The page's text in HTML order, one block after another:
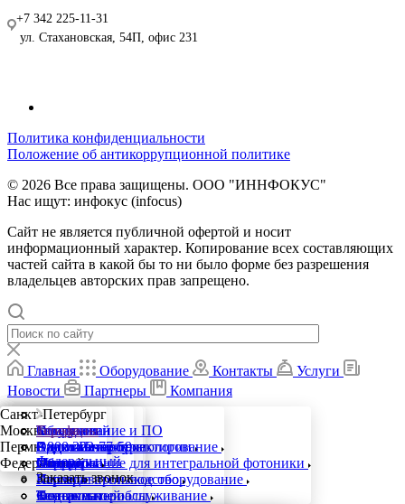
Санкт-Петербург
Москва
Пермь
Федеральный
Компания
О компании
Партнеры
Карьера
Контакты
Оборудование и ПО
Аддитивные технологии
Оборудование для интегральной фотоники
Исследовательское оборудование
Новые материалы
Услуги
Аддитивное проектирование
Фотоника
Заказное производство
Техническое обслуживание
База знаний
Видео материалы
Статьи
Города
Санкт-Петербург
Москва
Пермь
Федеральный
Телефоны
8 800 222-77-59
Федеральный
Заказать звонок
+7 342 225-11-31
ул. Стахановская, 54П, офис 231
Политика конфиденциальности
Положение об антикоррупционной политике
© 2026 Все права защищены. ООО "ИННФОКУС"
Нас ищут: инфокус (infocus)
Сайт не является публичной офертой и носит
информационный характер. Копирование всех составляющих
частей сайта в какой бы то ни было форме без разрешения
владельцев авторских прав запрещено.
Главная Оборудование Контакты
Услуги
Новости
Партнеры Компания